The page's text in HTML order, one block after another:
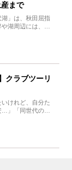
まで
」は、秋田屈指
湖周辺には、田
クラブツーリ
いけれど、自分た
…」「同世代の方